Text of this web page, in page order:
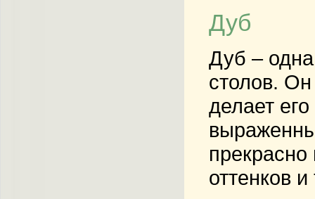
Дуб
Дуб –
столов.
делает
оттенков и